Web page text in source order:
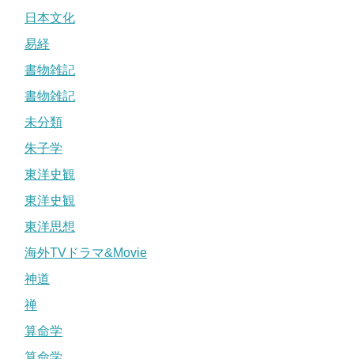
日本文化
易経
書物雑記
書物雑記
未分類
朱子学
東洋史観
東洋史観
東洋思想
海外TVドラマ&Movie
神道
禅
算命学